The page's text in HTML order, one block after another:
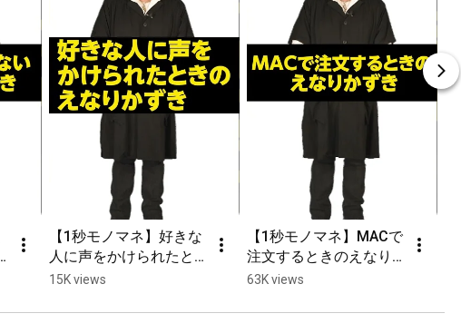
【1秒モノマネ】好きな
人に声をかけられたと
きのえなりかずき【サ
15K views
【1秒モノマネ】MACで
注文するときのえなり
かずき【サクッとコロ
63K views